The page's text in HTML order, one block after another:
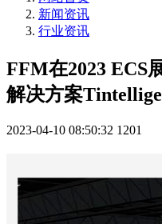
新闻资讯
行业资讯
FFM在2023 ECS
解决方案
2023-04-10 08:50:32 1201